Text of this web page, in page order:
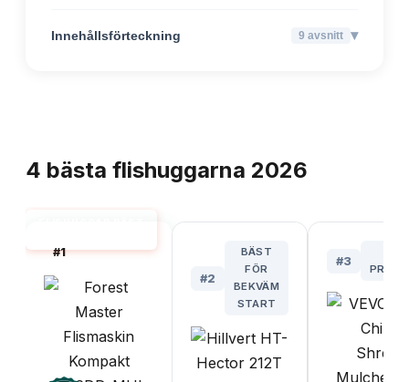
Innehållsförteckning 9 avsnitt ▾
4 bästa flishuggarna 2026
#1
#2
BÄST
FÖR
BEKVÄM
START
#3